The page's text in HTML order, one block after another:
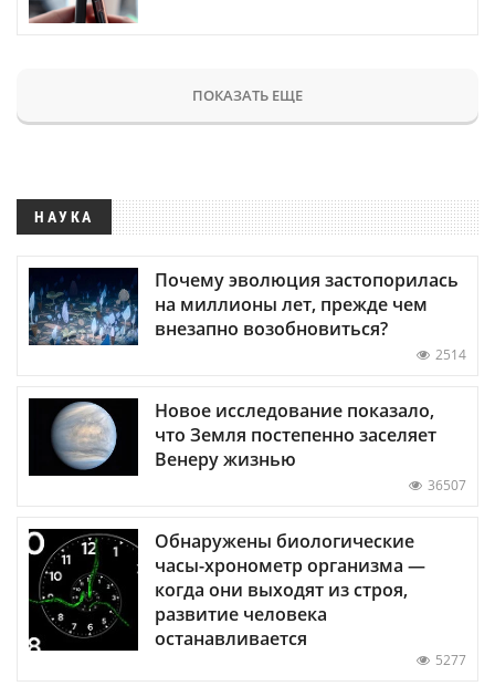
ПОКАЗАТЬ ЕЩЕ
НАУКА
Почему эволюция застопорилась
на миллионы лет, прежде чем
внезапно возобновиться?
2514
Новое исследование показало,
что Земля постепенно заселяет
Венеру жизнью
36507
Обнаружены биологические
часы-хронометр организма —
когда они выходят из строя,
развитие человека
останавливается
5277